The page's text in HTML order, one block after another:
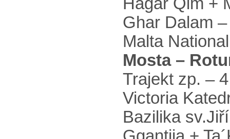
Ghar Dalam
Malta
Mosta –
Trajekt zp. –
Victoria
Bazilika